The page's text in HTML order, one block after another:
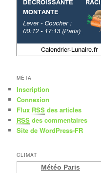
MÉTA
Inscription
Connexion
Flux RSS des articles
RSS des commentaires
Site de WordPress-FR
CLIMAT
Météo Paris